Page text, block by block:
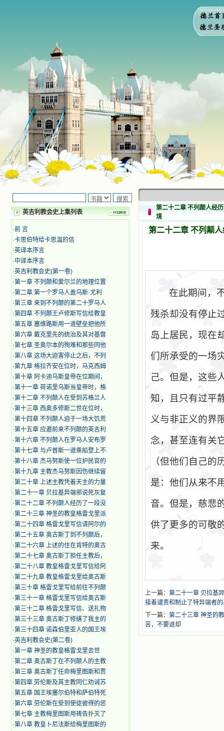
英吉利教会史上集列表
·前 言
·卡思伯特给卡思温的信
·英译本序言
·中译本序言
·英吉利教会史(第一卷)
·第一章 不列颠和爱尔兰的地理位置
·第二章 第一个罗马人盖乌斯·尤利
·第三章 来到不列颠的第二十罗马人
·第四章 不列颠王卢修斯写信给教皇
·第五章 塞维路斯用一道壁垒把他所
·第六章 戴克里先的统治及其对基督
·第七章 圣奥尔本的殉难和那些同他
·第八章 这场大迫害停止之后，不列
·第九章 格拉齐安在位时，马克西姆
·第十章 阿卡迪乌斯皇帝在位期间，
·第十一章 荷诺里乌斯当皇帝时，格
·第十二章 不列颠人在受到苏格兰人
·第十三章 西奥多修斯二世在位时，
·第十四章 不列颠人迫于一场大饥荒
·第十五章 应邀前来不列颠的英吉利
·第十六章 不列颠人在罗马人安布罗
·第十七章 与卢普斯一道乘船登上不
·第十八章 杰马努斯使一位护民官的
·第十九章 主教杰马努斯因伤继续留
·第二十章 上述主教凭着天主的力量
·第二十一章 贝拉基异端邪说死灰复
·第二十二章 不列颠人经历了一段没
·第二十三章 神圣的教皇格雷戈里派
·第二十四章 格雷戈里写信请阿尔的
·第二十五章 奥古斯丁到不列颠后，
·第二十六章 上述的住在肯特的奥古
·第二十七章 奥古斯丁担任主教后，
·第二十八章 教皇格雷戈里写信给阿
·第二十九章 教皇格雷戈里给奥古斯
·第三十章 格雷戈里写给前往不列颠
·第三十一章 格雷戈里写信给奥古斯
·第三十二章 格雷戈里写信、送礼物
·第三十三章 奥古斯丁修缮了我主的
·第三十四章 诺森伯里亚人的国王埃
·英吉利教会史(第二卷)
·第一章 神圣的教皇格雷戈里去世
·第二章 奥古斯丁在不列颠人的主教
·第三章 奥古斯丁任命梅里图斯和贾
·第四章 劳伦斯及其主教同仁劝诫苏
·第五章 国王埃塞尔伯特和萨伯特死
·第六章 劳伦斯在受到使徒彼得的惩
·第七章 主教梅里图斯用祷告扑灭了
·第八章 教皇卜尼法斯给梅里图斯的
第二十二章 不列颠人经
境
第二十二章 不列颠
在此期间，
残杀却没有停止
岛上居民，现在
们所承受的一场
己。但是，这些
知，且只有过平
义与非正义的界
念，甚至连有关
（但他们自己
是：他们从来不
音。但是，慈悲
供了更多的可敬
来。
上一篇： 第二十一章 贝拉基
接着谴责和制止了特异端者
下一篇： 第二十三章 神圣的
苦，不要退却